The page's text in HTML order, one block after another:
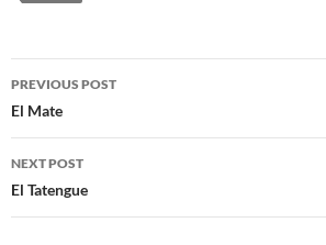
Post
navigation
PREVIOUS POST
El Mate
NEXT POST
El Tatengue